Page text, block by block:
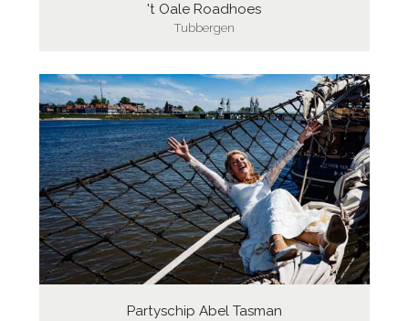
't Oale Roadhoes
Tubbergen
Partyschip Abel Tasman